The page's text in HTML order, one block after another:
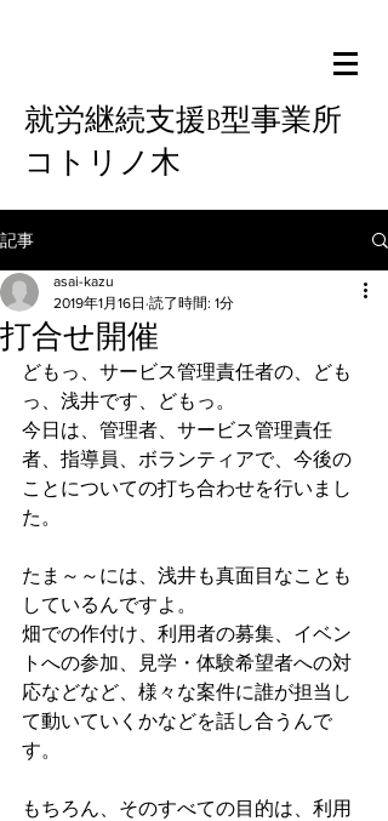
就労継続支援B型事業所
コトリノ木
記事
打合せ開催
asai-kazu
2019年1月16日 読了時間: 1分
どもっ、サービス管理責任者の、ども
っ、浅井です、どもっ。
今日は、管理者、サービス管理責任
者、指導員、ボランティアで、今後の
ことについての打ち合わせを行いまし
た。
たま～～には、浅井も真面目なことも
しているんですよ。
畑での作付け、利用者の募集、イベン
トへの参加、見学・体験希望者への対
応などなど、様々な案件に誰が担当し
て動いていくかなどを話し合うんで
す。
もちろん、そのすべての目的は、利用